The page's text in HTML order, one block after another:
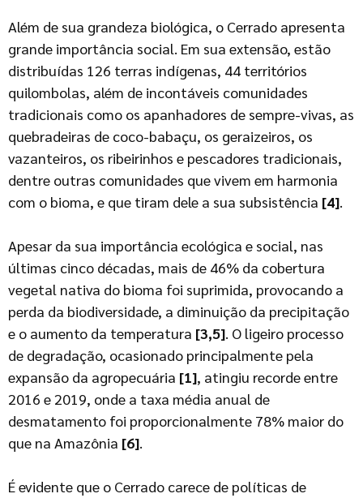
Além de sua grandeza biológica, o Cerrado apresenta
grande importância social. Em sua extensão, estão
distribuídas 126 terras indígenas, 44 territórios
quilombolas, além de incontáveis comunidades
tradicionais como os apanhadores de sempre-vivas, as
quebradeiras de coco-babaçu, os geraizeiros, os
vazanteiros, os ribeirinhos e pescadores tradicionais,
dentre outras comunidades que vivem em harmonia
com o bioma, e que tiram dele a sua subsistência [4].
Apesar da sua importância ecológica e social, nas
últimas cinco décadas, mais de 46% da cobertura
vegetal nativa do bioma foi suprimida, provocando a
perda da biodiversidade, a diminuição da precipitação
e o aumento da temperatura [3,5]. O ligeiro processo
de degradação, ocasionado principalmente pela
expansão da agropecuária [1], atingiu recorde entre
2016 e 2019, onde a taxa média anual de
desmatamento foi proporcionalmente 78% maior do
que na Amazônia [6].
É evidente que o Cerrado carece de políticas de